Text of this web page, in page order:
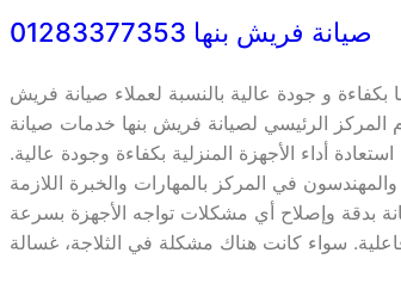
صيانة فريش بنها 01283377353
بكفاءة و جودة عالية بالنسبة لعملاء صيانة فريش
المركز الرئيسي لصيانة فريش بنها خدمات صيانة
أداء الأجهزة المنزلية بكفاءة وجودة عالية.
والمهندسون في المركز بالمهارات والخبرة اللازمة
بدقة وإصلاح أي مشكلات تواجه الأجهزة بسرعة